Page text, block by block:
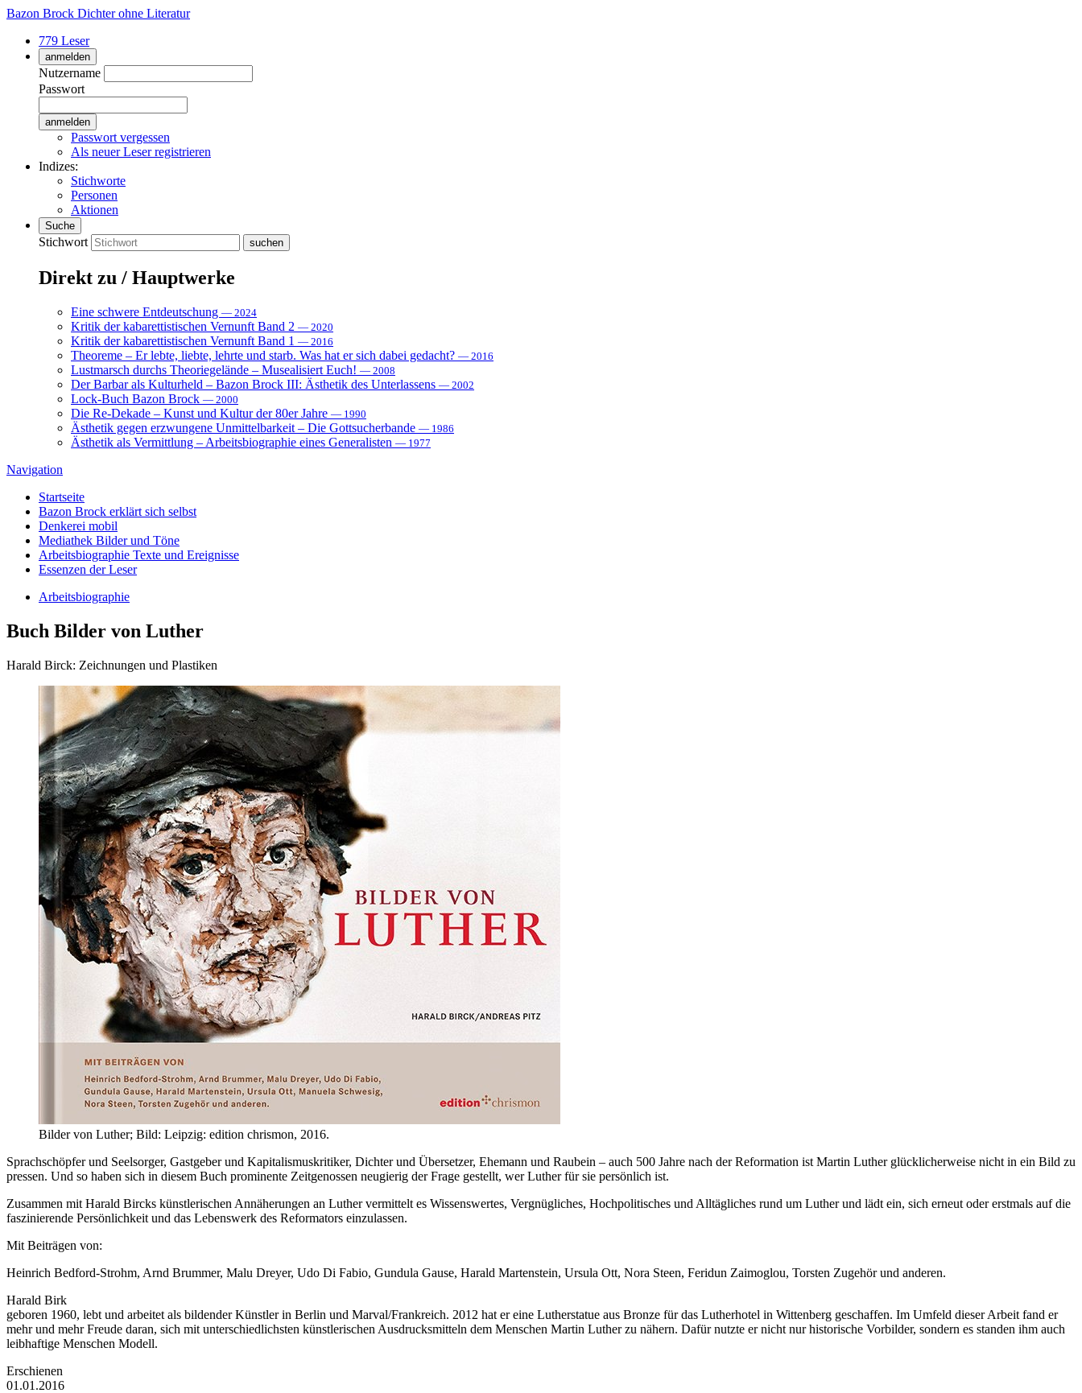
Bazon Brock Dichter ohne Literatur
779 Leser
anmelden
Nutzername
Passwort
Passwort vergessen
Als neuer Leser registrieren
Indizes:
Stichworte
Personen
Aktionen
Suche
Stichwort
Direkt zu / Hauptwerke
Eine schwere Entdeutschung — 2024
Kritik der kabarettistischen Vernunft Band 2 — 2020
Kritik der kabarettistischen Vernunft Band 1 — 2016
Theoreme – Er lebte, liebte, lehrte und starb. Was hat er sich dabei gedacht? — 2016
Lustmarsch durchs Theoriegelände – Musealisiert Euch! — 2008
Der Barbar als Kulturheld – Bazon Brock III: Ästhetik des Unterlassens — 2002
Lock-Buch Bazon Brock — 2000
Die Re-Dekade – Kunst und Kultur der 80er Jahre — 1990
Ästhetik gegen erzwungene Unmittelbarkeit – Die Gottsucherbande — 1986
Ästhetik als Vermittlung – Arbeitsbiographie eines Generalisten — 1977
Navigation
Startseite
Bazon Brock erklärt sich selbst
Denkerei mobil
Mediathek Bilder und Töne
Arbeitsbiographie Texte und Ereignisse
Essenzen der Leser
Arbeitsbiographie
Buch Bilder von Luther
Harald Birck: Zeichnungen und Plastiken
Bilder von Luther; Bild: Leipzig: edition chrismon, 2016.
Sprachschöpfer und Seelsorger, Gastgeber und Kapitalismuskritiker, Dichter und Übersetzer, Ehemann und Raubein – auch 500 Jahre nach der Reformation ist Martin Luther glücklicherweise nicht in ein Bild zu
pressen. Und so haben sich in diesem Buch prominente Zeitgenossen neugierig der Frage gestellt, wer Luther für sie persönlich ist.
Zusammen mit Harald Bircks künstlerischen Annäherungen an Luther vermittelt es Wissenswertes, Vergnügliches, Hochpolitisches und Alltägliches rund um Luther und lädt ein, sich erneut oder erstmals auf die
faszinierende Persönlichkeit und das Lebenswerk des Reformators einzulassen.
Mit Beiträgen von:
Heinrich Bedford-Strohm, Arnd Brummer, Malu Dreyer, Udo Di Fabio, Gundula Gause, Harald Martenstein, Ursula Ott, Nora Steen, Feridun Zaimoglou, Torsten Zugehör und anderen.
Harald Birk
geboren 1960, lebt und arbeitet als bildender Künstler in Berlin und Marval/Frankreich. 2012 hat er eine Lutherstatue aus Bronze für das Lutherhotel in Wittenberg geschaffen. Im Umfeld dieser Arbeit fand er
mehr und mehr Freude daran, sich mit unterschiedlichsten künstlerischen Ausdrucksmitteln dem Menschen Martin Luther zu nähern. Dafür nutzte er nicht nur historische Vorbilder, sondern es standen ihm auch
leibhaftige Menschen Modell.
Erschienen
01.01.2016